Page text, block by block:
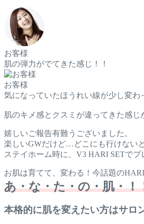
お客様
肌の弾力がでてきた感じ！！
お客様
気になっていたほうれい線が少し変わ
肌のキメ感とクスミが違ってきた感じ
嬉しいご報告有難うございました。
楽しいGWだけど…どこにも行けない
ステイホーム時に、V3 HARI SETで
お肌は育てて、変わる！今話題の
あ・な・た・の・肌・！
本格的に肌を変えたい方はサロ